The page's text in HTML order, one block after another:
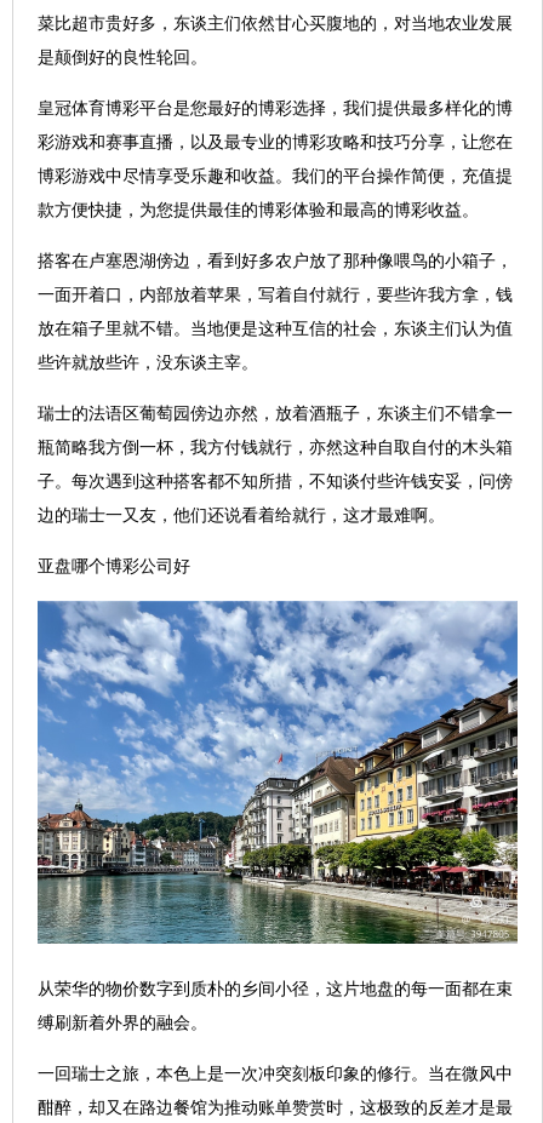
菜比超市贵好多，东谈主们依然甘心买腹地的，对当地农业发展
是颠倒好的良性轮回。
皇冠体育博彩平台是您最好的博彩选择，我们提供最多样化的博
彩游戏和赛事直播，以及最专业的博彩攻略和技巧分享，让您在
博彩游戏中尽情享受乐趣和收益。我们的平台操作简便，充值提
款方便快捷，为您提供最佳的博彩体验和最高的博彩收益。
搭客在卢塞恩湖傍边，看到好多农户放了那种像喂鸟的小箱子，
一面开着口，内部放着苹果，写着自付就行，要些许我方拿，钱
放在箱子里就不错。当地便是这种互信的社会，东谈主们认为值
些许就放些许，没东谈主宰。
瑞士的法语区葡萄园傍边亦然，放着酒瓶子，东谈主们不错拿一
瓶简略我方倒一杯，我方付钱就行，亦然这种自取自付的木头箱
子。每次遇到这种搭客都不知所措，不知谈付些许钱安妥，问傍
边的瑞士一又友，他们还说看着给就行，这才最难啊。
亚盘哪个博彩公司好
从荣华的物价数字到质朴的乡间小径，这片地盘的每一面都在束
缚刷新着外界的融会。
一回瑞士之旅，本色上是一次冲突刻板印象的修行。当在微风中
酣醉，却又在路边餐馆为推动账单赞赏时，这极致的反差才是最